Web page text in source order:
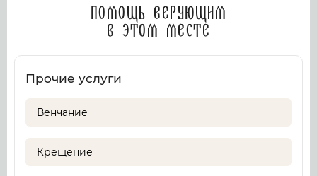
Помощь верующим
в этом месте
Прочие услуги
Венчание
Крещение